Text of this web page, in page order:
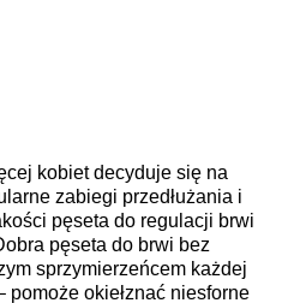
kobiet decyduje się na
zabiegi przedłużania i
pęseta do regulacji brwi
pęseta do brwi bez
sprzymierzeńcem każdej
okiełznać niesforne